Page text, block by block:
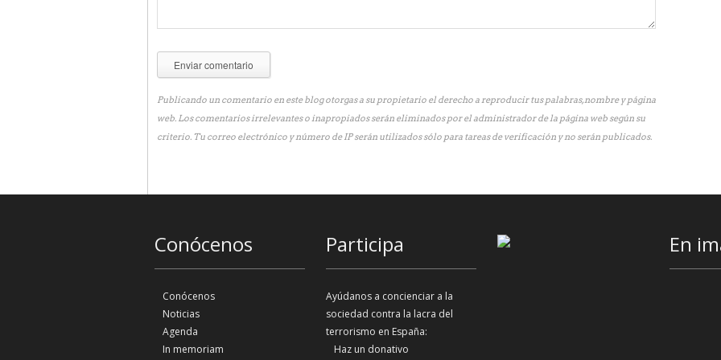
Publicando un comentario en este blog otorgas a su propietario el derecho a reproducir tus palabras, nombre y página
web. Los comentarios irrelevantes o inapropiados serán eliminados por el administrador de la página web según su
criterio. Tu correo electrónico y número de IP serán utilizados sólo para tareas de verificación y no serán publicados.
Conócenos
Conócenos
Noticias
Agenda
In memoriam
Participa
Ayúdanos a concienciar a la
sociedad contra la lacra del
terrorismo en España:
Haz un donativo
En